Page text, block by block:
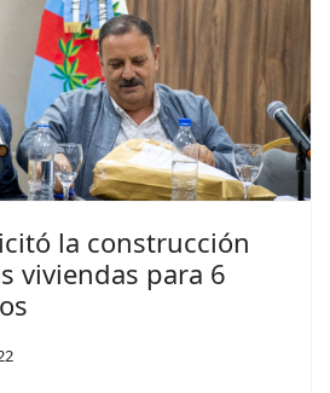
la construcción
viviendas para 6